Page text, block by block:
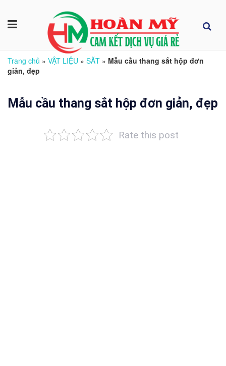
Trang chủ » VẬT LIỆU » SĂT » Mẫu cầu thang sắt hộp đơn
giản, đẹp
Mẫu cầu thang sắt hộp đơn giản, đẹp
Rate this post